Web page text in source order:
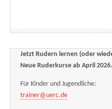
Jetzt Rudern lernen (oder
Neue Ruderkurse ab April 2026.
Für Kinder und Jugendliche:
trainer@uerc.de